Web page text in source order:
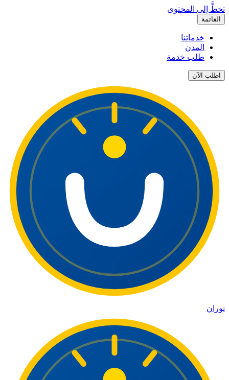
تخطَّ إلى المحتوى
القائمة
خدماتنا
المدن
طلب خدمة
اطلب الآن
نوران